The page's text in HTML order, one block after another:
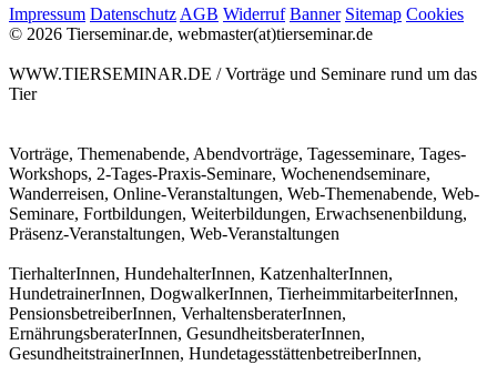
Impressum DatenschutzAGB Widerruf Banner Sitemap Cookies
© 2026 Tierseminar.de, webmaster(at)tierseminar.de
WWW.TIERSEMINAR.DE / Vorträge und Seminare rund um das
Tier
Vorträge, Themenabende, Abendvorträge, Tagesseminare, Tages-
Workshops, 2-Tages-Praxis-Seminare, Wochenendseminare,
Wanderreisen, Online-Veranstaltungen, Web-Themenabende, Web-
Seminare, Fortbildungen, Weiterbildungen, Erwachsenenbildung,
Präsenz-Veranstaltungen, Web-Veranstaltungen
TierhalterInnen, HundehalterInnen, KatzenhalterInnen,
HundetrainerInnen, DogwalkerInnen, TierheimmitarbeiterInnen,
PensionsbetreiberInnen, VerhaltensberaterInnen,
ErnährungsberaterInnen, GesundheitsberaterInnen,
GesundheitstrainerInnen, HundetagesstättenbetreiberInnen,